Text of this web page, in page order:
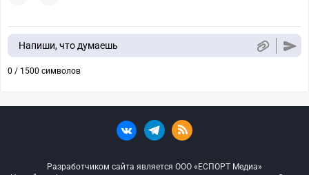
Напиши, что думаешь
0 / 1500 символов
Разработчиком сайта является ООО «ЕСПОРТ Медиа»